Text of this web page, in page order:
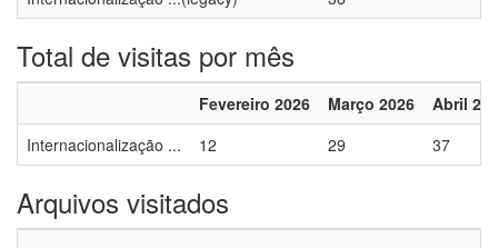
Total de visitas por mês
Fevereiro 2026 Março 2026
Abril
Internacionalização ...
12 29 37
Arquivos visitados